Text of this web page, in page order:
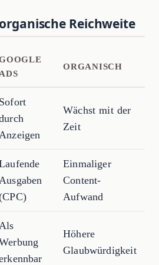
Reichweite
ADS
ORGANISCH
Sofort
Anzeigen
Wächst mit der
Zeit
Ausgaben
Einmaliger
Content-
Aufwand
Als
Höhere
Glaubwürdigkeit